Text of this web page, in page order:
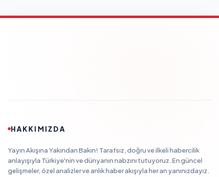
HAKKIMIZDA
Yayın Akışına Yakından Bakın! Tarafsız, doğru ve ilkeli habercilik
anlayışıyla Türkiye'nin ve dünyanın nabzını tutuyoruz. En güncel
gelişmeler, özel analizler ve anlık haber akışıyla her an yanınızdayız.